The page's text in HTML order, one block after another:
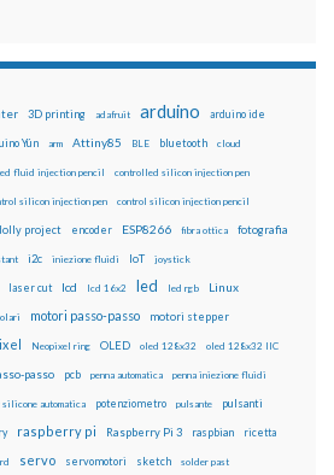
3D printing adafruit arduino arduino ide
Yún arm Attiny85 BLE bluetooth cloud
fluid injection pencil controlled silicon injection pen
silicon injection pen control silicon injection pencil
project encoder ESP8266 fibra ottica fotografia
i2c iniezione fluidi IoT joystick
laser cut lcd lcd 16x2 led led rgb Linux
motori passo-passo motori stepper
Neopixel ring OLED oled 128x32 oled 128x32 IIC
passo pcb penna automatica penna iniezione fluidi
silicone automatica potenziometro pulsante pulsanti
raspberry pi Raspberry Pi 3 raspbian ricetta
servo servomotori sketch solder past